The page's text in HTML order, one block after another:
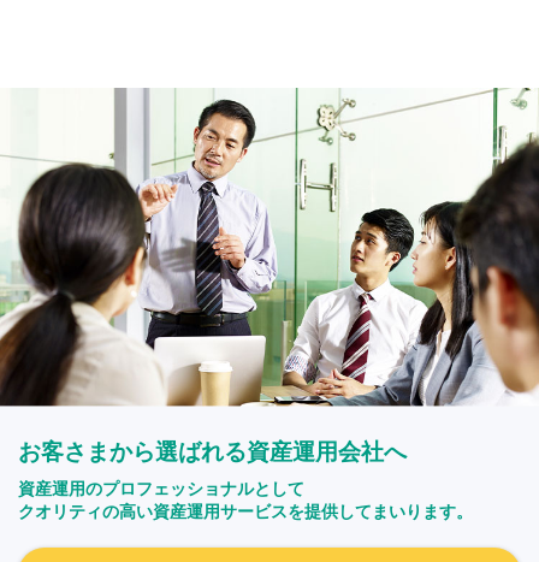
お客さまから選ばれる資産運用会社へ
資産運用のプロフェッショナルとして
クオリティの高い資産運用サービスを提供してまいります。